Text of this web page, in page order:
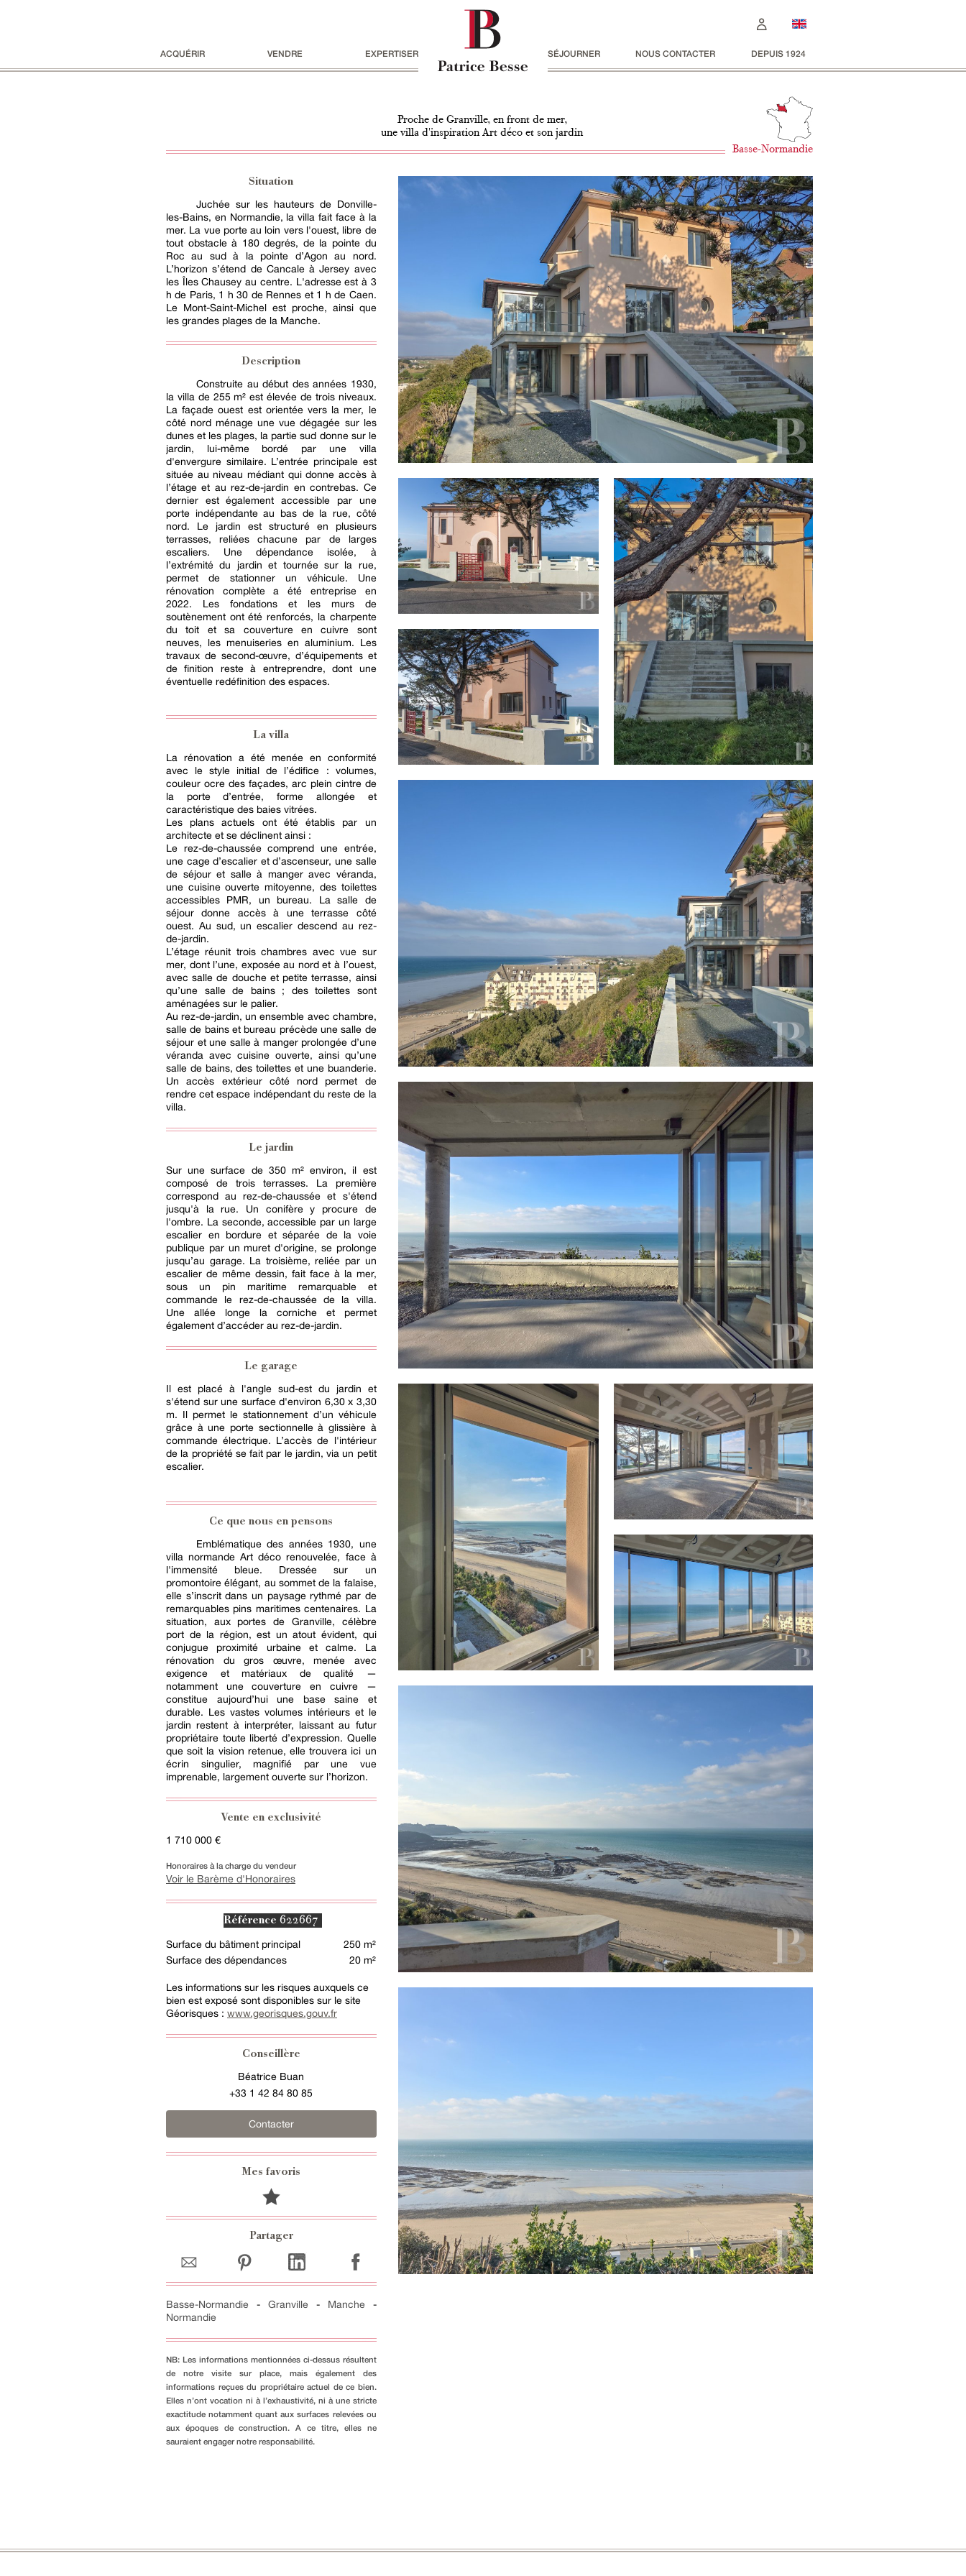
ACQUÉRIR VENDRE EXPERTISER SÉJOURNER NOUS CONTACTER DEPUIS 1924
Proche de Granville, en front de mer,
une villa d'inspiration Art déco et son jardin
Basse-Normandie
Situation
Juchée sur les hauteurs de Donville-
les-Bains, en Normandie, la villa fait face à la
mer. La vue porte au loin vers l'ouest, libre de
tout obstacle à 180 degrés, de la pointe du
Roc au sud à la pointe d’Agon au nord.
L’horizon s’étend de Cancale à Jersey avec
les Îles Chausey au centre. L'adresse est à 3
h de Paris, 1 h 30 de Rennes et 1 h de Caen.
Le Mont-Saint-Michel est proche, ainsi que
les grandes plages de la Manche.
Description
Construite au début des années 1930,
la villa de 255 m² est élevée de trois niveaux.
La façade ouest est orientée vers la mer, le
côté nord ménage une vue dégagée sur les
dunes et les plages, la partie sud donne sur le
jardin, lui-même bordé par une villa
d'envergure similaire. L’entrée principale est
située au niveau médiant qui donne accès à
l’étage et au rez-de-jardin en contrebas. Ce
dernier est également accessible par une
porte indépendante au bas de la rue, côté
nord. Le jardin est structuré en plusieurs
terrasses, reliées chacune par de larges
escaliers. Une dépendance isolée, à
l’extrémité du jardin et tournée sur la rue,
permet de stationner un véhicule. Une
rénovation complète a été entreprise en
2022. Les fondations et les murs de
soutènement ont été renforcés, la charpente
du toit et sa couverture en cuivre sont
neuves, les menuiseries en aluminium. Les
travaux de second-œuvre, d’équipements et
de finition reste à entreprendre, dont une
éventuelle redéfinition des espaces.
La villa
La rénovation a été menée en conformité
avec le style initial de l’édifice : volumes,
couleur ocre des façades, arc plein cintre de
la porte d’entrée, forme allongée et
caractéristique des baies vitrées.
Les plans actuels ont été établis par un
architecte et se déclinent ainsi :
Le rez-de-chaussée comprend une entrée,
une cage d’escalier et d’ascenseur, une salle
de séjour et salle à manger avec véranda,
une cuisine ouverte mitoyenne, des toilettes
accessibles PMR, un bureau. La salle de
séjour donne accès à une terrasse côté
ouest. Au sud, un escalier descend au rez-
de-jardin.
L’étage réunit trois chambres avec vue sur
mer, dont l’une, exposée au nord et à l’ouest,
avec salle de douche et petite terrasse, ainsi
qu’une salle de bains ; des toilettes sont
aménagées sur le palier.
Au rez-de-jardin, un ensemble avec chambre,
salle de bains et bureau précède une salle de
séjour et une salle à manger prolongée d’une
véranda avec cuisine ouverte, ainsi qu’une
salle de bains, des toilettes et une buanderie.
Un accès extérieur côté nord permet de
rendre cet espace indépendant du reste de la
villa.
Le jardin
Sur une surface de 350 m² environ, il est
composé de trois terrasses. La première
correspond au rez-de-chaussée et s'étend
jusqu'à la rue. Un conifère y procure de
l'ombre. La seconde, accessible par un large
escalier en bordure et séparée de la voie
publique par un muret d'origine, se prolonge
jusqu’au garage. La troisième, reliée par un
escalier de même dessin, fait face à la mer,
sous un pin maritime remarquable et
commande le rez-de-chaussée de la villa.
Une allée longe la corniche et permet
également d’accéder au rez-de-jardin.
Le garage
Il est placé à l'angle sud-est du jardin et
s'étend sur une surface d'environ 6,30 x 3,30
m. Il permet le stationnement d’un véhicule
grâce à une porte sectionnelle à glissière à
commande électrique. L’accès de l'intérieur
de la propriété se fait par le jardin, via un petit
escalier.
Ce que nous en pensons
Emblématique des années 1930, une
villa normande Art déco renouvelée, face à
l'immensité bleue. Dressée sur un
promontoire élégant, au sommet de la falaise,
elle s’inscrit dans un paysage rythmé par de
remarquables pins maritimes centenaires. La
situation, aux portes de Granville, célèbre
port de la région, est un atout évident, qui
conjugue proximité urbaine et calme. La
rénovation du gros œuvre, menée avec
exigence et matériaux de qualité —
notamment une couverture en cuivre —
constitue aujourd’hui une base saine et
durable. Les vastes volumes intérieurs et le
jardin restent à interpréter, laissant au futur
propriétaire toute liberté d’expression. Quelle
que soit la vision retenue, elle trouvera ici un
écrin singulier, magnifié par une vue
imprenable, largement ouverte sur l’horizon.
Vente en exclusivité
1 710 000 €
Honoraires à la charge du vendeur
Voir le Barème d'Honoraires
Référence622667
Surface du bâtiment principal
250 m²
Surface des dépendances
20 m²
Les informations sur les risques auxquels ce
bien est exposé sont disponibles sur le site
Géorisques : www.georisques.gouv.fr
Conseillère
Béatrice Buan
+33 1 42 84 80 85
Contacter
Mes favoris
Partager
Basse-Normandie - Granville - Manche
-
Normandie
NB: Les informations mentionnées ci-dessus résultent
de notre visite sur place, mais également des
informations reçues du propriétaire actuel de ce bien.
Elles n’ont vocation ni à l’exhaustivité, ni à une stricte
exactitude notamment quant aux surfaces relevées ou
aux époques de construction. A ce titre, elles ne
sauraient engager notre responsabilité.